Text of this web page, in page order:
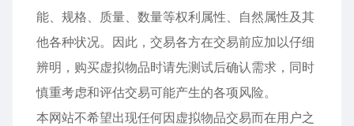
能、规格、质量、数量等权利属性、自然属性及其
他各种状况。因此，交易各方在交易前应加以仔细
辨明，购买虚拟物品时请先测试后确认需求，同时
慎重考虑和评估交易可能产生的各项风险。
本网站不希望出现任何因虚拟物品交易而在用户之